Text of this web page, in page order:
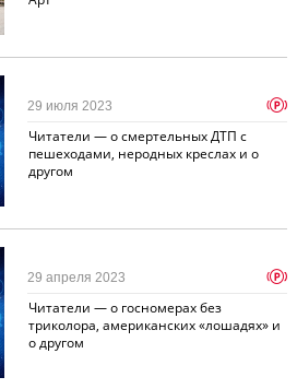
Читатели — о смертельных ДТП с
пешеходами, неродных креслах и о
другом
29 июля 2023 p
Читатели — о госномерах без
триколора, американских «лошадях» и
о другом
29 апреля 2023 p